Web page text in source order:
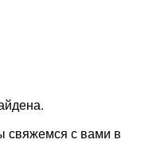
свяжемся с вами в